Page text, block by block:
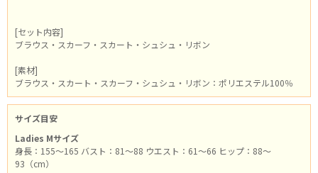
[セット内容]
ブラウス・スカーフ・スカート・シュシュ・リボン
[素材]
ブラウス・スカート・スカーフ・シュシュ・リボン：ポリエステル100％
サイズ目安
Ladies Mサイズ
身長：155～165 バスト：81～88 ウエスト：61～66 ヒップ：88～
93（cm）